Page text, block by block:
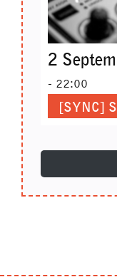
2
- 22:00
[SYNC]